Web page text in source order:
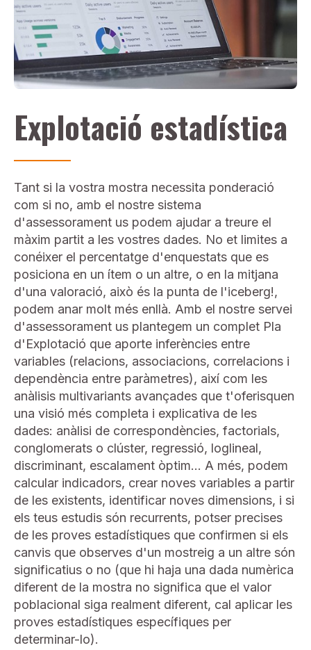
Explotació estadística
Tant si la vostra mostra necessita ponderació
com si no, amb el nostre sistema
d'assessorament us podem ajudar a treure el
màxim partit a les vostres dades. No et limites a
conéixer el percentatge d'enquestats que es
posiciona en un ítem o un altre, o en la mitjana
d'una valoració, això és la punta de l'iceberg!,
podem anar molt més enllà. Amb el nostre servei
d'assessorament us plantegem un complet Pla
d'Explotació que aporte inferències entre
variables (relacions, associacions, correlacions i
dependència entre paràmetres), així com les
anàlisis multivariants avançades que t'oferisquen
una visió més completa i explicativa de les
dades: anàlisi de correspondències, factorials,
conglomerats o clúster, regressió, loglineal,
discriminant, escalament òptim... A més, podem
calcular indicadors, crear noves variables a partir
de les existents, identificar noves dimensions, i si
els teus estudis són recurrents, potser precises
de les proves estadístiques que confirmen si els
canvis que observes d'un mostreig a un altre són
significatius o no (que hi haja una dada numèrica
diferent de la mostra no significa que el valor
poblacional siga realment diferent, cal aplicar les
proves estadístiques específiques per
determinar-lo).